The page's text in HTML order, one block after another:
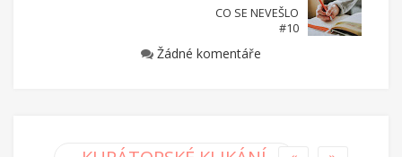
CO SE NEVEŠLO
#10
Žádné komentáře